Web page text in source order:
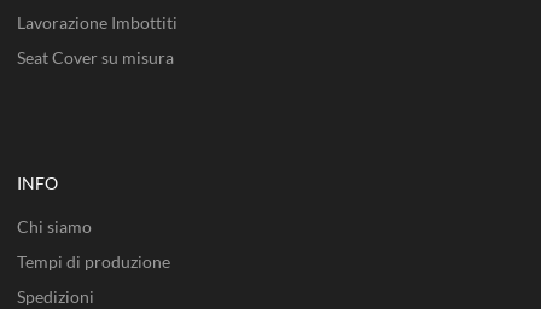
Lavorazione Imbottiti
Seat Cover su misura
INFO
Chi siamo
Tempi di produzione
Spedizioni